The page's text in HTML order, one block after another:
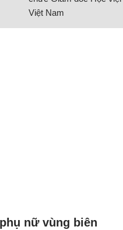
Việt Nam
nữ vùng biên